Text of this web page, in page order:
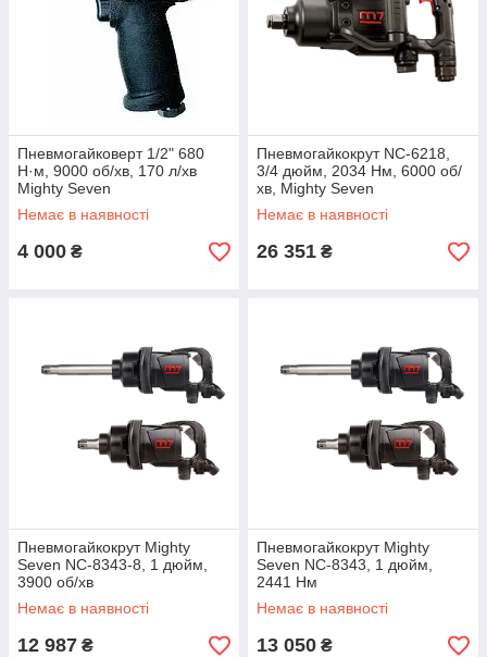
Пневмогайковерт 1/2" 680
Н·м, 9000 об/хв, 170 л/хв
Mighty Seven
Немає в наявності
4 000 ₴
Пневмогайкокрут NC-6218,
3/4 дюйм, 2034 Нм, 6000 об/
хв, Mighty Seven
Немає в наявності
26 351 ₴
Пневмогайкокрут Mighty
Seven NC-8343-8, 1 дюйм,
3900 об/хв
Немає в наявності
12 987 ₴
Пневмогайкокрут Mighty
Seven NC-8343, 1 дюйм,
2441 Нм
Немає в наявності
13 050 ₴